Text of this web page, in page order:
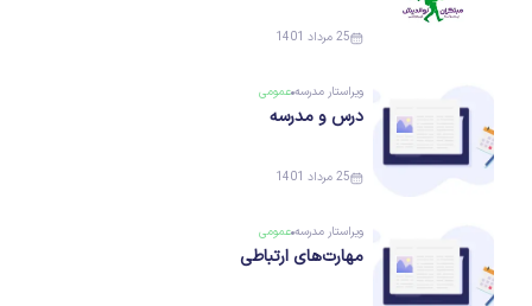
25 مرداد 1401
ویراستار مدرسه عمومی
درس و مدرسه
25 مرداد 1401
ویراستار مدرسه عمومی
مهارت‌های ارتباطی